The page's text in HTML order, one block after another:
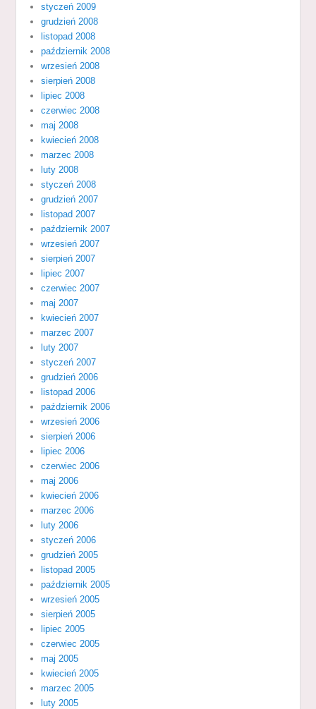
styczeń 2009
grudzień 2008
listopad 2008
październik 2008
wrzesień 2008
sierpień 2008
lipiec 2008
czerwiec 2008
maj 2008
kwiecień 2008
marzec 2008
luty 2008
styczeń 2008
grudzień 2007
listopad 2007
październik 2007
wrzesień 2007
sierpień 2007
lipiec 2007
czerwiec 2007
maj 2007
kwiecień 2007
marzec 2007
luty 2007
styczeń 2007
grudzień 2006
listopad 2006
październik 2006
wrzesień 2006
sierpień 2006
lipiec 2006
czerwiec 2006
maj 2006
kwiecień 2006
marzec 2006
luty 2006
styczeń 2006
grudzień 2005
listopad 2005
październik 2005
wrzesień 2005
sierpień 2005
lipiec 2005
czerwiec 2005
maj 2005
kwiecień 2005
marzec 2005
luty 2005